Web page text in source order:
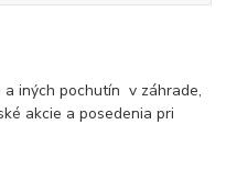
iných pochutín v záhrade,
akcie a posedenia pri